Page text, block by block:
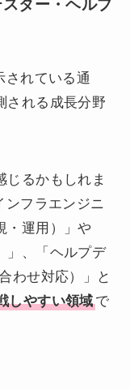
ター・ヘルプ
されている通
される成長分野
じるかもしれま
ンフラエンジニ
・運用）」や
」、「ヘルプデ
わせ対応）」と
しやすい領域で